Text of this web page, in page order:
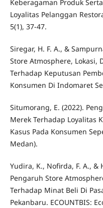
Keberagaman Produk
Loyalitas Pelanggan
5(1), 37-47.
Siregar, H. F. A., &
Store Atmosphere, Lokasi,
Terhadap Keputusan
Konsumen Di Indomaret
Situmorang, E. (2022).
Merek Terhadap Loyalitas
Kasus Pada Konsumen
Medan).
Yudira, K., Nofirda, F. A., &
Pengaruh Store
Terhadap Minat Beli Di
Pekanbaru. ECOUNTBIS: